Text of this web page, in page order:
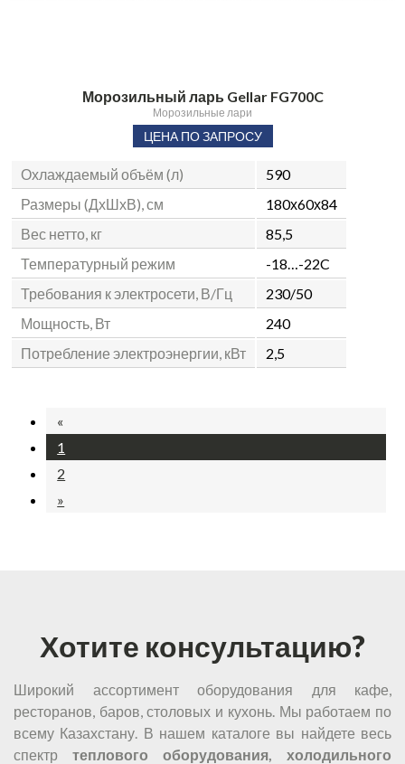
Морозильный ларь Gellar FG700C
Морозильные лари
ЦЕНА ПО ЗАПРОСУ
Охлаждаемый объём (л)
590
Размеры (ДхШхВ), см
180х60х84
Вес нетто, кг
85,5
Температурный режим
-18…-22C
Требования к электросети, В/Гц
230/50
Мощность, Вт
240
Потребление электроэнергии, кВт
2,5
«
1
2
»
Хотите консультацию?
Широкий ассортимент оборудования для кафе,
ресторанов, баров, столовых и кухонь. Мы работаем по
всему Казахстану. В нашем каталоге вы найдете весь
спектр теплового оборудования, холодильного